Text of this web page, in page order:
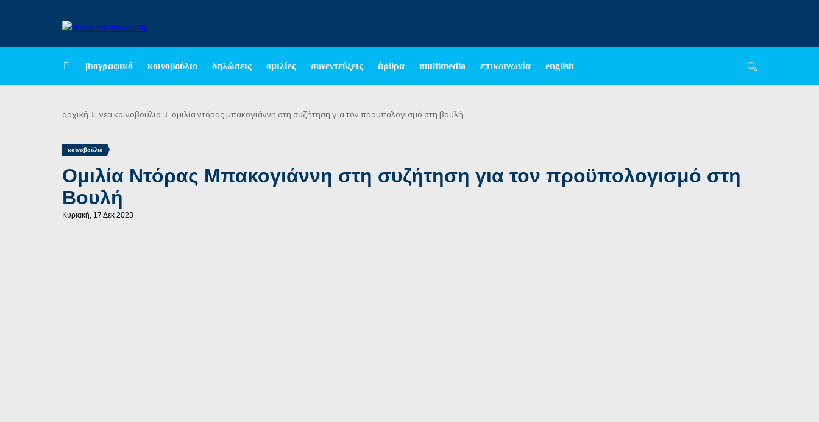
βιογραφικό κοινοβούλιο δηλώσεις ομιλίες συνεντεύξεις άρθρα multimedia επικοινωνία english
αρχική νεακοινοβούλιο ομιλία ντόρας μπακογιάννη στη συζήτηση για τον προϋπολογισμό στη βουλή
κοινοβούλιο
Ομιλία Ντόρας Μπακογιάννη στη συζήτηση για τον προϋπολογισμό στη
Βουλή
Κυριακή, 17 Δεκ 2023